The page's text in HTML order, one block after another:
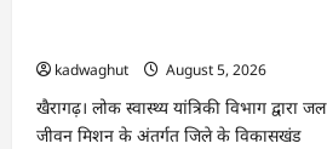
kadwaghut
August 5, 2026
खैरागढ़। लोक स्वास्थ्य यांत्रिकी विभाग द्वारा जल
जीवन मिशन के अंतर्गत जिले के विकासखंड